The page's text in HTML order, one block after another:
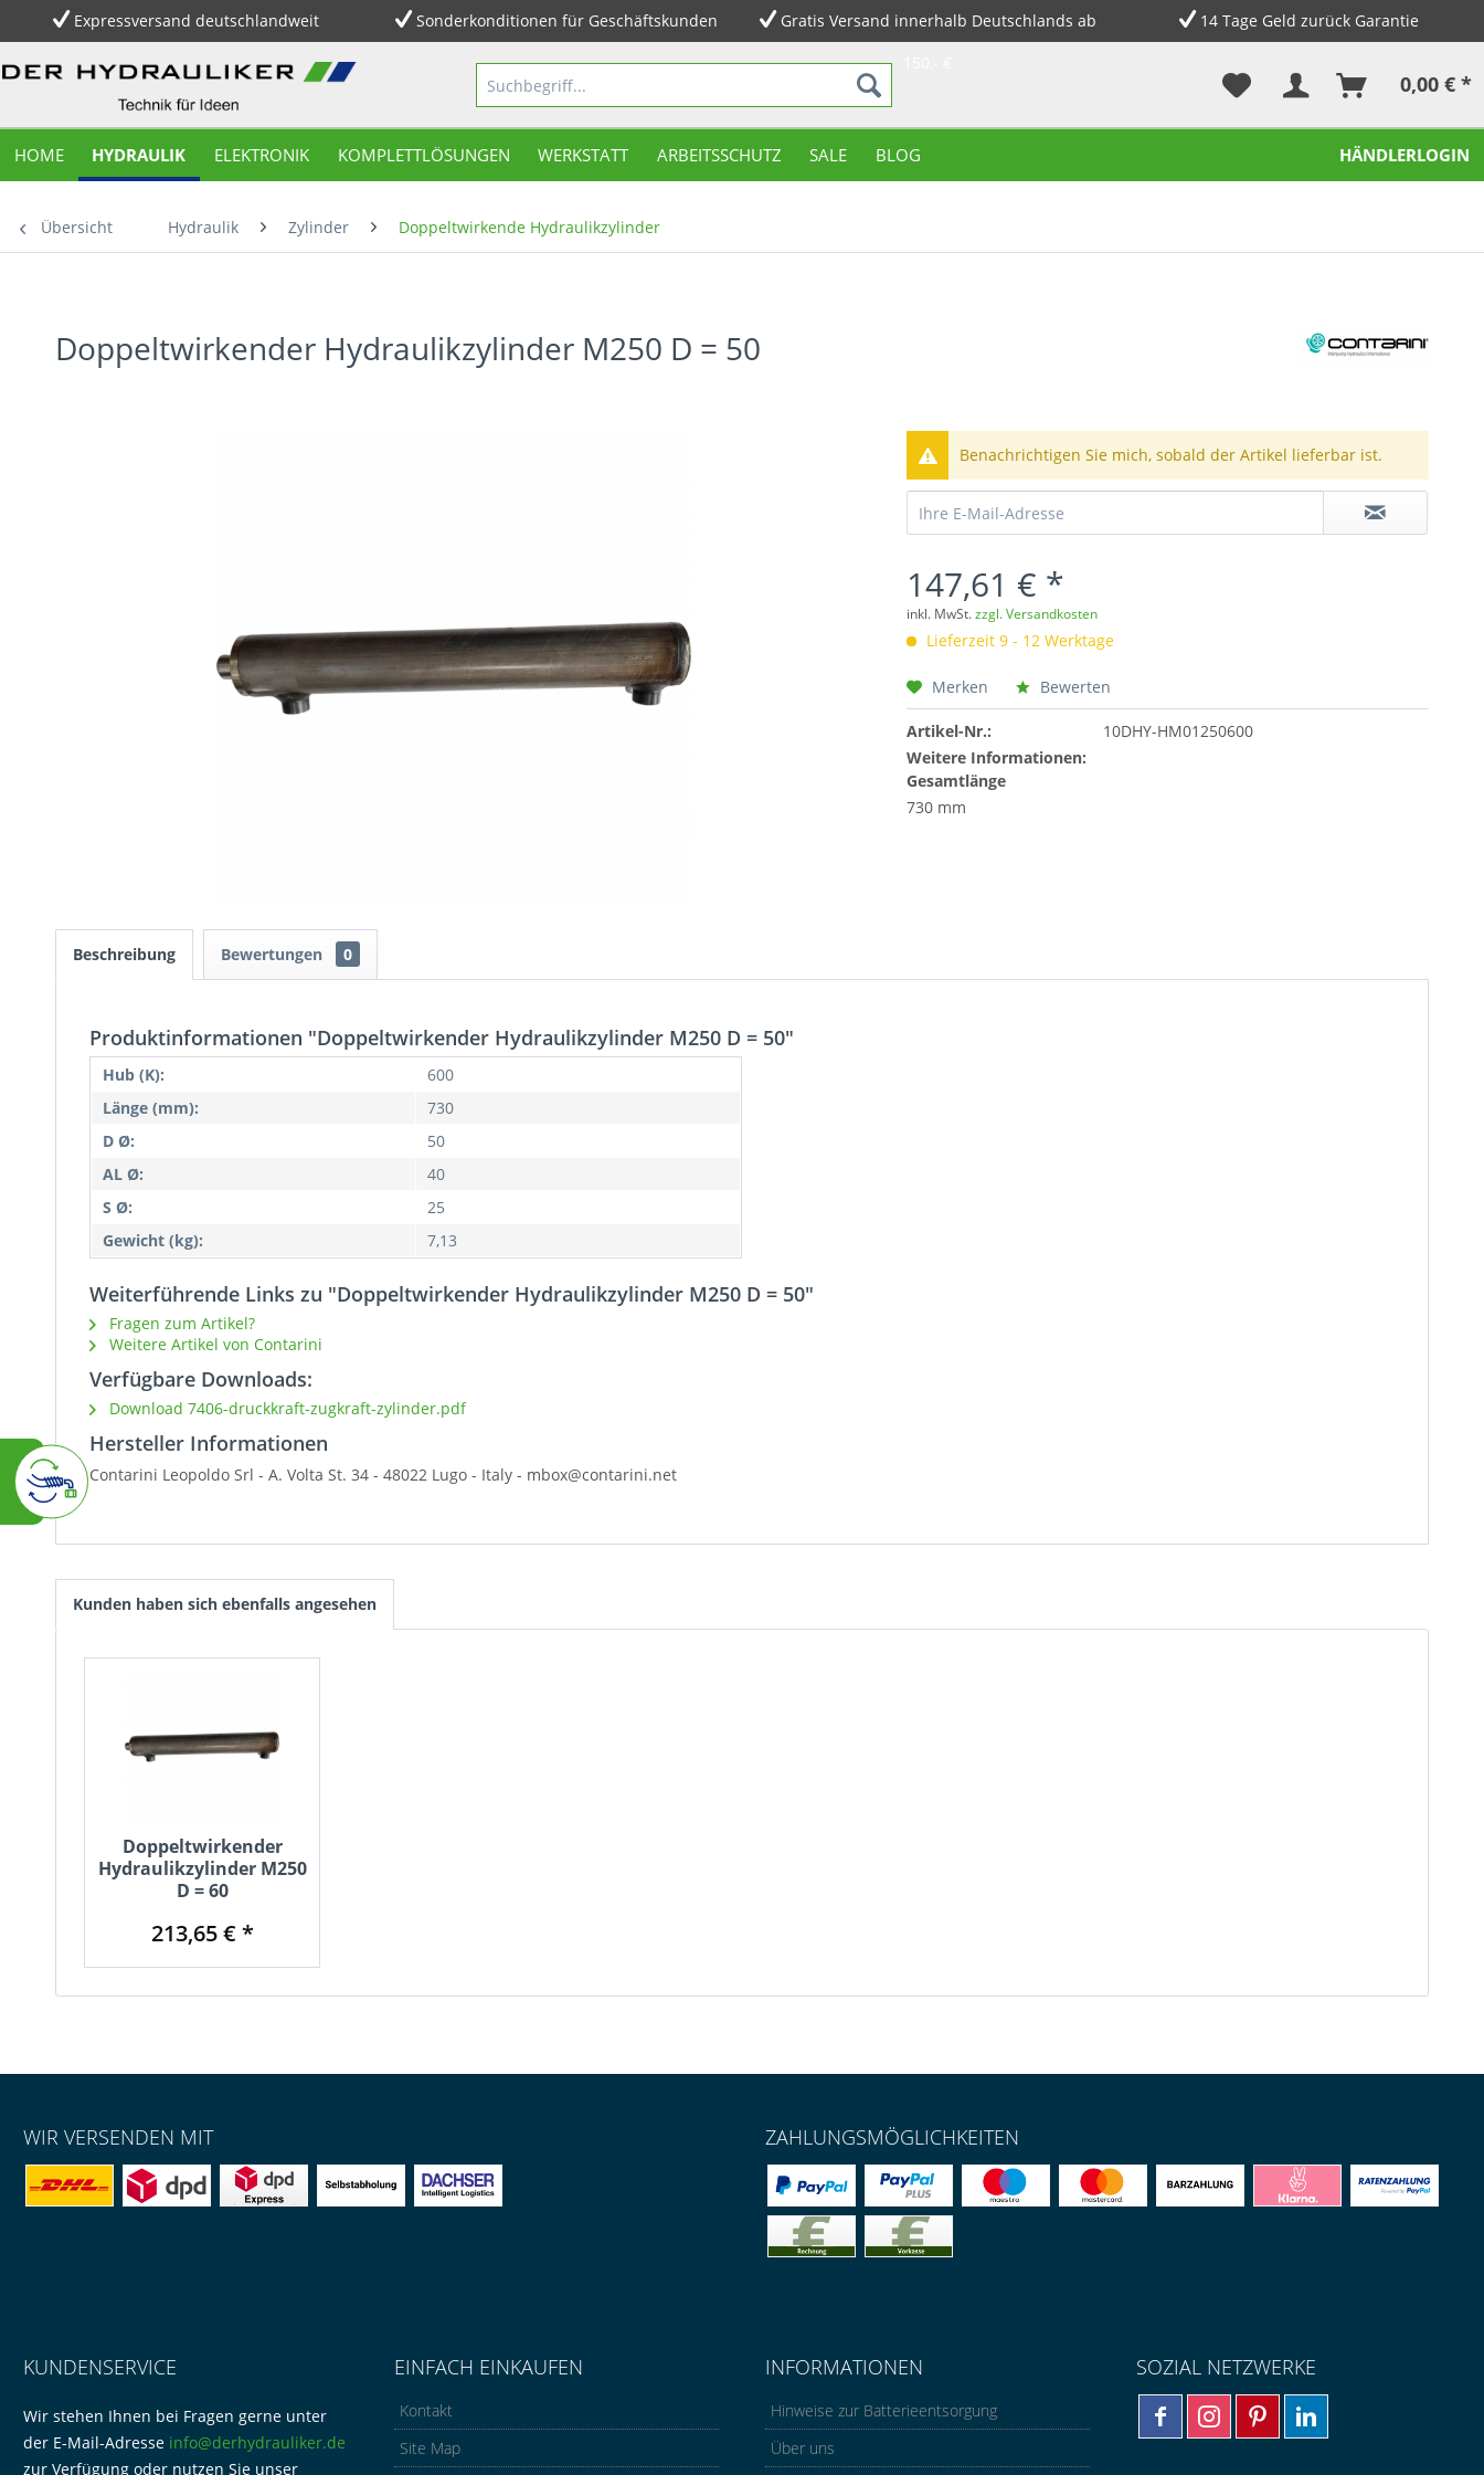
Expressversand deutschlandweit Sonderkonditionen für Geschäftskunden
Gratis Versand innerhalb Deutschlands ab
14 Tage Geld zurück Garantie
0,00 € *
HOME HYDRAULIK ELEKTRONIK KOMPLETTLÖSUNGEN WERKSTATT ARBEITSSCHUTZ SALE BLOG HÄNDLERLOGIN
Übersicht Hydraulik Zylinder Doppeltwirkende Hydraulikzylinder
Doppeltwirkender Hydraulikzylinder M250 D = 50
Benachrichtigen Sie mich, sobald der Artikel lieferbar ist.
147,61 € *
inkl. MwSt.zzgl. Versandkosten
Lieferzeit 9 - 12 Werktage
Merken Bewerten
Artikel-Nr.:
10DHY-HM01250600
Weitere Informationen:
Gesamtlänge
730 mm
Beschreibung Bewertungen 0
Produktinformationen "Doppeltwirkender Hydraulikzylinder M250 D = 50"
Hub (K):
600
Länge (mm):
730
D Ø:
50
AL Ø:
40
S Ø:
25
Gewicht (kg):
7,13
Weiterführende Links zu "Doppeltwirkender Hydraulikzylinder M250 D = 50"
Fragen zum Artikel?
Weitere Artikel von Contarini
Verfügbare Downloads:
Download 7406-druckkraft-zugkraft-zylinder.pdf
Hersteller Informationen
Contarini Leopoldo Srl - A. Volta St. 34 - 48022 Lugo - Italy - mbox@contarini.net
Kunden haben sich ebenfalls angesehen
Doppeltwirkender
Hydraulikzylinder M250
D = 60
213,65 € *
WIR VERSENDEN MIT ZAHLUNGSMÖGLICHKEITEN
KUNDENSERVICE
Wir stehen Ihnen bei Fragen gerne unter
der E-Mail-Adresse info@derhydrauliker.de
zur Verfügung oder nutzen Sie unser
EINFACH EINKAUFEN
Kontakt
Site Map
INFORMATIONEN
Hinweise zur Batterieentsorgung
Über uns
SOZIAL NETZWERKE